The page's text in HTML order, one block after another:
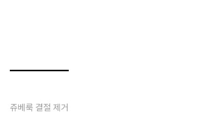
쥬베룩 결절 제거